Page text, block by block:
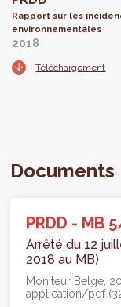
Rapport sur les
environnementales
2018
Téléchargement
Documents
PRDD - MB
Arrêté du 12
2018 au MB)
Moniteur Belge
application/pdf